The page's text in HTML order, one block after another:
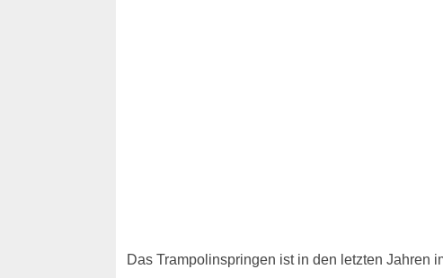
Das Trampolinspringen ist in den letzten Jahren